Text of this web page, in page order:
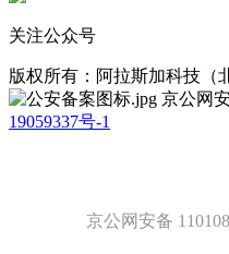
关注公众号
版权所有：阿拉斯加科技
京公网
19059337号-1
京公网安备